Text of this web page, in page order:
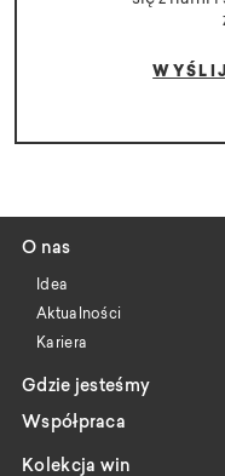
O nas
Idea
Aktualności
Kariera
Gdzie jesteśmy
Współpraca
Kolekcja win